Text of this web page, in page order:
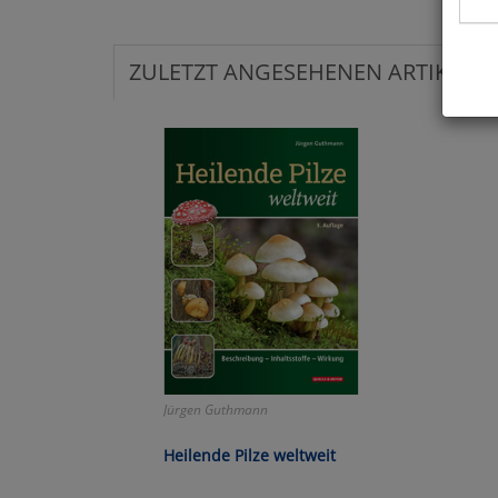
ZULETZT ANGESEHENEN ARTIKEL:
Jürgen Guthmann
Heilende Pilze weltweit